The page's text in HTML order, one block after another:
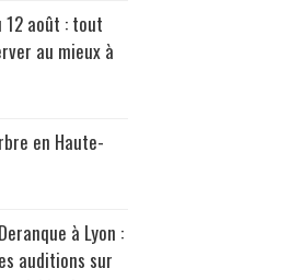
12 août : tout
au mieux à
en Haute-
à Lyon :
auditions sur